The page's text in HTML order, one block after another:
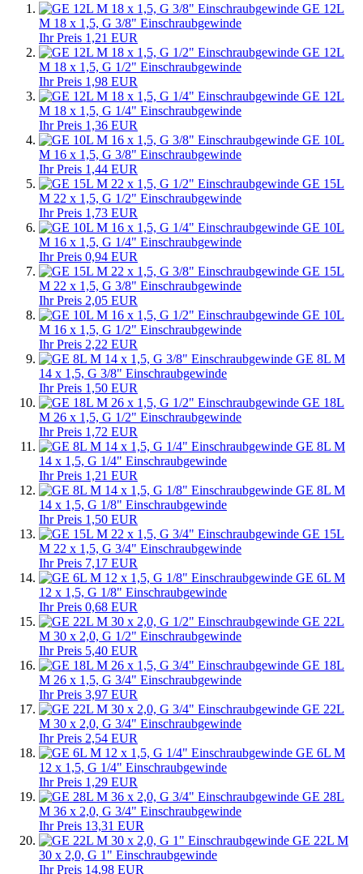
GE 12L
M 18 x 1,5, G 3/8" Einschraubgewinde
Ihr Preis 1,21 EUR
GE 12L
M 18 x 1,5, G 1/2" Einschraubgewinde
Ihr Preis 1,98 EUR
GE 12L
M 18 x 1,5, G 1/4" Einschraubgewinde
Ihr Preis 1,36 EUR
GE 10L
M 16 x 1,5, G 3/8" Einschraubgewinde
Ihr Preis 1,44 EUR
GE 15L
M 22 x 1,5, G 1/2" Einschraubgewinde
Ihr Preis 1,73 EUR
GE 10L
M 16 x 1,5, G 1/4" Einschraubgewinde
Ihr Preis 0,94 EUR
GE 15L
M 22 x 1,5, G 3/8" Einschraubgewinde
Ihr Preis 2,05 EUR
GE 10L
M 16 x 1,5, G 1/2" Einschraubgewinde
Ihr Preis 2,22 EUR
GE 8L M
14 x 1,5, G 3/8" Einschraubgewinde
Ihr Preis 1,50 EUR
GE 18L
M 26 x 1,5, G 1/2" Einschraubgewinde
Ihr Preis 1,72 EUR
GE 8L M
14 x 1,5, G 1/4" Einschraubgewinde
Ihr Preis 1,21 EUR
GE 8L M
14 x 1,5, G 1/8" Einschraubgewinde
Ihr Preis 1,50 EUR
GE 15L
M 22 x 1,5, G 3/4" Einschraubgewinde
Ihr Preis 7,17 EUR
GE 6L M
12 x 1,5, G 1/8" Einschraubgewinde
Ihr Preis 0,68 EUR
GE 22L
M 30 x 2,0, G 1/2" Einschraubgewinde
Ihr Preis 5,40 EUR
GE 18L
M 26 x 1,5, G 3/4" Einschraubgewinde
Ihr Preis 3,97 EUR
GE 22L
M 30 x 2,0, G 3/4" Einschraubgewinde
Ihr Preis 2,54 EUR
GE 6L M
12 x 1,5, G 1/4" Einschraubgewinde
Ihr Preis 1,29 EUR
GE 28L
M 36 x 2,0, G 3/4" Einschraubgewinde
Ihr Preis 13,31 EUR
GE 22L M
30 x 2,0, G 1" Einschraubgewinde
Ihr Preis 14,98 EUR